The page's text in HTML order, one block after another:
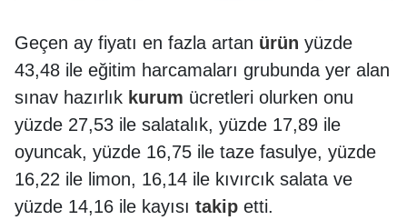
Geçen ay fiyatı en fazla artan ürün yüzde
43,48 ile eğitim harcamaları grubunda yer alan
sınav hazırlık kurum ücretleri olurken onu
yüzde 27,53 ile salatalık, yüzde 17,89 ile
oyuncak, yüzde 16,75 ile taze fasulye, yüzde
16,22 ile limon, 16,14 ile kıvırcık salata ve
yüzde 14,16 ile kayısı takip etti.